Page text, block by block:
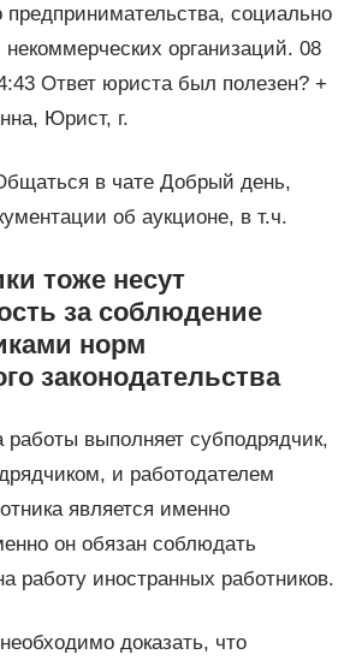
предпринимательства, социально
организаций. 08
Ответ юриста был полезен? +
Юрист, г.
в чате Добрый день,
об аукционе, в т.ч.
тоже несут
за соблюдение
норм
законодательства
работы выполняет субподрядчик,
и работодателем
является именно
он обязан соблюдать
работу иностранных работников.
доказать, что